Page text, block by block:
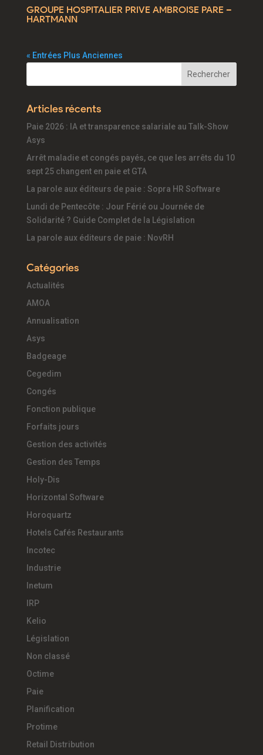
GROUPE HOSPITALIER PRIVE AMBROISE PARE –
HARTMANN
« Entrées Plus Anciennes
Articles récents
Paie 2026 : IA et transparence salariale au Talk-Show
Asys
Arrêt maladie et congés payés, ce que les arrêts du 10
sept 25 changent en paie et GTA
La parole aux éditeurs de paie : Sopra HR Software
Lundi de Pentecôte : Jour Férié ou Journée de
Solidarité ? Guide Complet de la Législation
La parole aux éditeurs de paie : NovRH
Catégories
Actualités
AMOA
Annualisation
Asys
Badgeage
Cegedim
Congés
Fonction publique
Forfaits jours
Gestion des activités
Gestion des Temps
Holy-Dis
Horizontal Software
Horoquartz
Hotels Cafés Restaurants
Incotec
Industrie
Inetum
IRP
Kelio
Législation
Non classé
Octime
Paie
Planification
Protime
Retail Distribution